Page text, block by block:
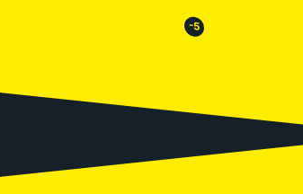
😒 -5 😂